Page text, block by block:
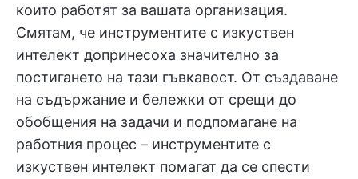
които работят за вашата организация.
Смятам, че инструментите с изкуствен
интелект допринесоха значително за
постигането на тази гъвкавост. От създаване
на съдържание и бележки от срещи до
обобщения на задачи и подпомагане на
работния процес – инструментите с
изкуствен интелект помагат да се спести